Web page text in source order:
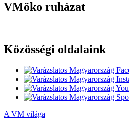
VMöko ruházat
Közösségi oldalaink
A VM világa